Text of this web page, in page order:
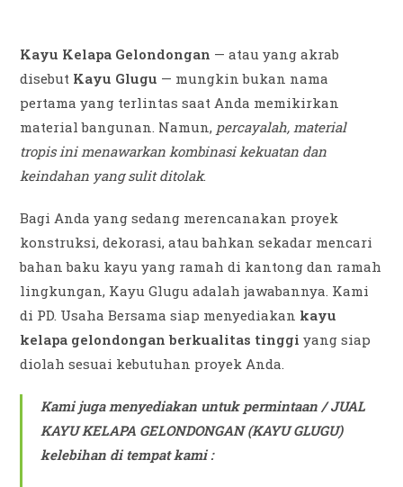
Kayu Kelapa Gelondongan — atau yang akrab
disebut Kayu Glugu — mungkin bukan nama
pertama yang terlintas saat Anda memikirkan
material bangunan. Namun, percayalah, material
tropis ini menawarkan kombinasi kekuatan dan
keindahan yang sulit ditolak.
Bagi Anda yang sedang merencanakan proyek
konstruksi, dekorasi, atau bahkan sekadar mencari
bahan baku kayu yang ramah di kantong dan ramah
lingkungan, Kayu Glugu adalah jawabannya. Kami
di PD. Usaha Bersama siap menyediakan kayu
kelapa gelondongan berkualitas tinggi yang siap
diolah sesuai kebutuhan proyek Anda.
Kami juga menyediakan untuk permintaan / JUAL
KAYU KELAPA GELONDONGAN (KAYU GLUGU)
kelebihan di tempat kami :